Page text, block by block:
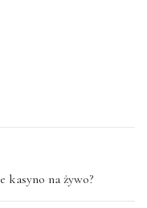
kasyno na żywo?